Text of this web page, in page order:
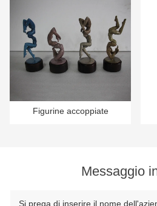
Figurine accoppiate
Messaggio